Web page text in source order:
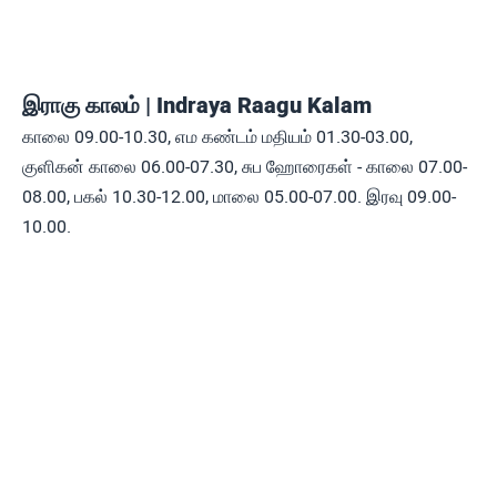
இராகு காலம் | Indraya Raagu Kalam
காலை 09.00-10.30, எம கண்டம் மதியம் 01.30-03.00,
குளிகன் காலை 06.00-07.30, சுப ஹோரைகள் - காலை 07.00-
08.00, பகல் 10.30-12.00, மாலை 05.00-07.00. இரவு 09.00-
10.00.